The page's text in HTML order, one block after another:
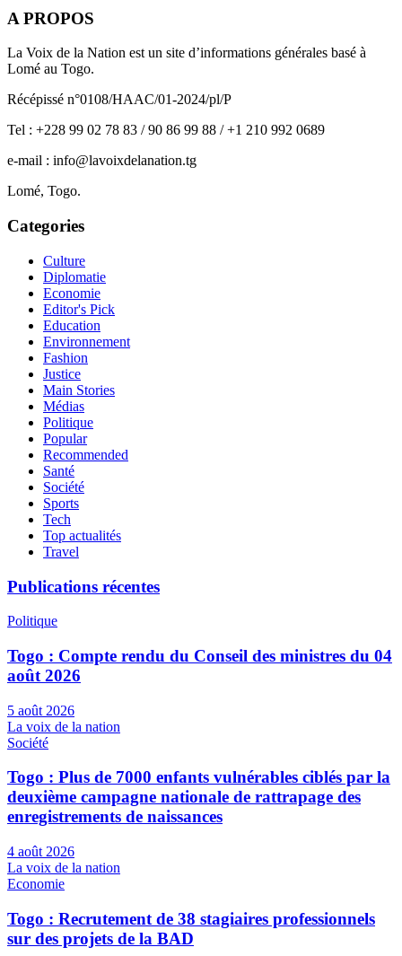
A PROPOS
La Voix de la Nation est un site d’informations générales basé à
Lomé au Togo.
Récépissé n°0108/HAAC/01-2024/pl/P
Tel : +228 99 02 78 83 / 90 86 99 88 / +1 210 992 0689
e-mail : info@lavoixdelanation.tg
Lomé, Togo.
Categories
Culture
Diplomatie
Economie
Editor's Pick
Education
Environnement
Fashion
Justice
Main Stories
Médias
Politique
Popular
Recommended
Santé
Société
Sports
Tech
Top actualités
Travel
Publications récentes
Politique
Togo : Compte rendu du Conseil des ministres du 04
août 2026
5 août 2026
La voix de la nation
Société
Togo : Plus de 7000 enfants vulnérables ciblés par la
deuxième campagne nationale de rattrapage des
enregistrements de naissances
4 août 2026
La voix de la nation
Economie
Togo : Recrutement de 38 stagiaires professionnels
sur des projets de la BAD